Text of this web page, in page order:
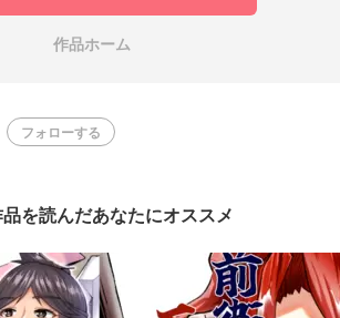
作品ホーム
フォローする
を読んだあなたにオススメ